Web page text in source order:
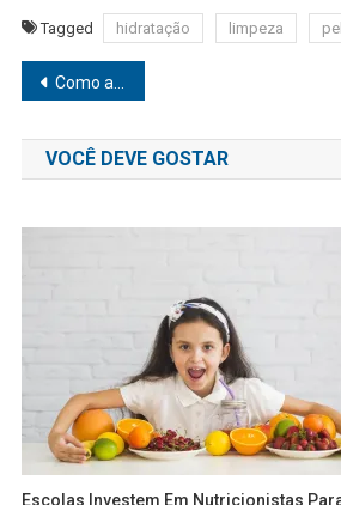
Tagged hidratação limpeza
Navegação
de
Post
Como a fumaça dos incêndios afeta a pele? Saiba como se proteger
VOCÊ DEVE GOSTAR
Escolas Investem Em Nutricionistas